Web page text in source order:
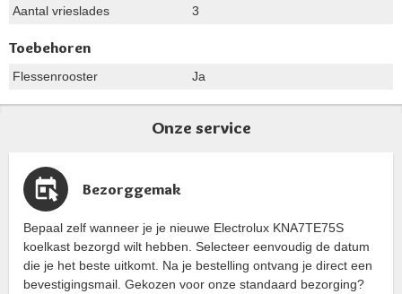
Aantal vrieslades 3
Toebehoren
Flessenrooster Ja
Onze service
Bezorggemak
Bepaal zelf wanneer je je nieuwe Electrolux KNA7TE75S
koelkast bezorgd wilt hebben. Selecteer eenvoudig de datum
die je het beste uitkomt. Na je bestelling ontvang je direct een
bevestigingsmail. Gekozen voor onze standaard bezorging?